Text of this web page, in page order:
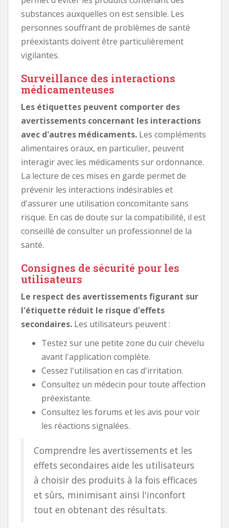
substances auxquelles on est sensible. Les
personnes souffrant de problèmes de santé
préexistants doivent être particulièrement
vigilantes.
Surveillance des interactions
médicamenteuses
Les étiquettes peuvent comporter des
avertissements concernant les interactions
avec d'autres médicaments. Les compléments
alimentaires oraux, en particulier, peuvent
interagir avec les médicaments sur ordonnance.
La lecture de ces mises en garde permet de
prévenir les interactions indésirables et
d'assurer une utilisation concomitante sans
risque. En cas de doute sur la compatibilité, il est
conseillé de consulter un professionnel de la
santé.
Consignes de sécurité pour les
utilisateurs
Le respect des avertissements figurant sur
l'étiquette réduit le risque d'effets
secondaires. Les utilisateurs peuvent :
Testez sur une petite zone du cuir chevelu
avant l'application complète.
Cessez l'utilisation en cas d'irritation.
Consultez un médecin pour toute affection
préexistante.
Consultez les forums et les avis pour voir
les réactions signalées.
Comprendre les avertissements et les
effets secondaires aide les utilisateurs
à choisir des produits à la fois efficaces
et sûrs, minimisant ainsi l'inconfort
tout en obtenant des résultats.